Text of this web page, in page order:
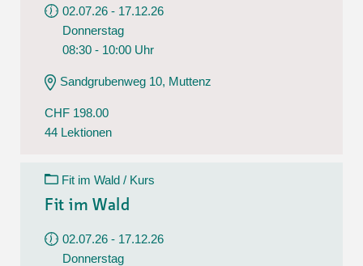
02.07.26 - 17.12.26
Donnerstag
08:30 - 10:00 Uhr
Sandgrubenweg 10, Muttenz
CHF 198.00
44 Lektionen
Fit im Wald / Kurs
Fit im Wald
02.07.26 - 17.12.26
Donnerstag